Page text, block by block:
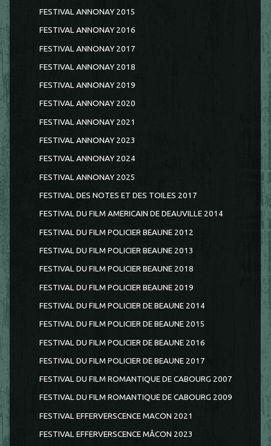
FESTIVAL ANNONAY 2015
FESTIVAL ANNONAY 2016
FESTIVAL ANNONAY 2017
FESTIVAL ANNONAY 2018
FESTIVAL ANNONAY 2019
FESTIVAL ANNONAY 2020
FESTIVAL ANNONAY 2021
FESTIVAL ANNONAY 2023
FESTIVAL ANNONAY 2024
FESTIVAL ANNONAY 2025
FESTIVAL DES NOTES ET DES TOILES 2017
FESTIVAL DU FILM AMERICAIN DE DEAUVILLE 2014
FESTIVAL DU FILM POLICIER BEAUNE 2012
FESTIVAL DU FILM POLICIER BEAUNE 2013
FESTIVAL DU FILM POLICIER BEAUNE 2018
FESTIVAL DU FILM POLICIER BEAUNE 2019
FESTIVAL DU FILM POLICIER DE BEAUNE 2014
FESTIVAL DU FILM POLICIER DE BEAUNE 2015
FESTIVAL DU FILM POLICIER DE BEAUNE 2016
FESTIVAL DU FILM POLICIER DE BEAUNE 2017
FESTIVAL DU FILM ROMANTIQUE DE CABOURG 2007
FESTIVAL DU FILM ROMANTIQUE DE CABOURG 2009
FESTIVAL EFFERVERSCENCE MACON 2021
FESTIVAL EFFERVERSCENCE MÂCON 2023